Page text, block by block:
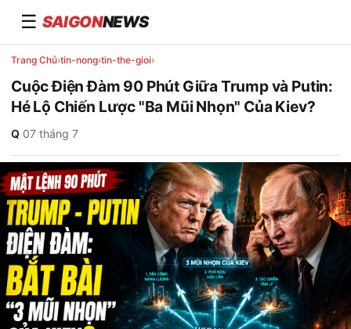
☰ SAIGONNEWS
Trang Chủ›tin-nong›tin-the-gioi›
Cuộc Điện Đàm 90 Phút Giữa Trump và Putin:
Hé Lộ Chiến Lược "Ba Mũi Nhọn" Của Kiev?
Q·07 tháng 7